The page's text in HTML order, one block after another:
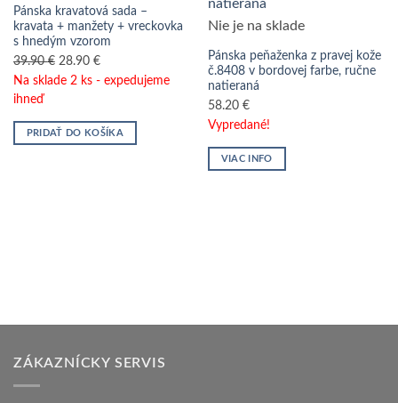
Pánska kravatová sada –
kravata + manžety + vreckovka
s hnedým vzorom
39.90€ Pôvodná
cena
28.90 €Aktuálna
cena
Na sklade 2 ks - expedujeme
ihneď
PRIDAŤ DO KOŠÍKA
Nie je na sklade
Pánska peňaženka z pravej kože
č.8408 v bordovej farbe, ručne
natieraná
58.20 €
Vypredané!
VIAC INFO
ZÁKAZNÍCKY SERVIS